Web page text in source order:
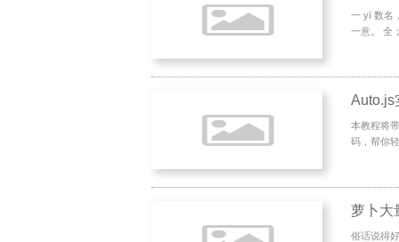
一 yī 数名
一意。 全
Auto.js
本教程将
码，帮你
俗话说得